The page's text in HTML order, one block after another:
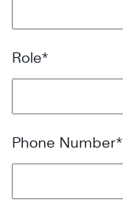
Role*
Phone Number*